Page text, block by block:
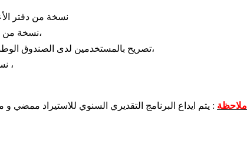
 نسخة من دفتر
 نسخة من السجل التجاري الالكتروني يحمل رموز النشاط التجاري المختار،
 تصريح بالمستخدمين لدى الصندوق الوطني للضمان الاجتماعي، يتضمن مستخدمين اثنين (02) على الأقل،
 نسخة من بيان الاشتراك في بوابة المركز الوطني للسجل التجاري ،
ملاحظة : يتم ايداع البرنامج التقديري السنوي للاستيراد